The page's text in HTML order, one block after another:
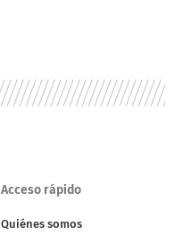
Acceso rápido
Quiénes somos